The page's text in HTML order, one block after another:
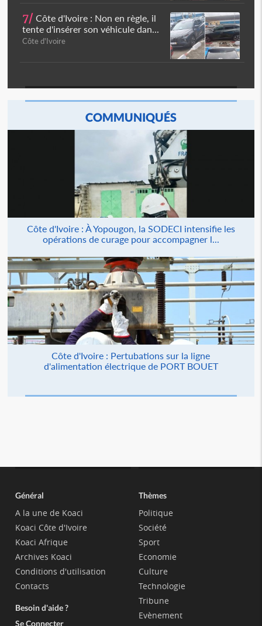
7/ Côte d'Ivoire : Non en règle, il
tente d'insérer son véhicule dan...
Côte d'Ivoire
COMMUNIQUÉS
Côte d'Ivoire : À Yopougon, la SODECI intensifie les
opérations de curage pour accompagner l...
Côte d'Ivoire : Pertubations sur la ligne
d'alimentation électrique de PORT BOUET
Général
A la une de Koaci
Koaci Côte d'Ivoire
Koaci Afrique
Archives Koaci
Conditions d'utilisation
Contacts
Besoin d'aide ?
Se Connecter
Thèmes
Politique
Société
Sport
Economie
Culture
Technologie
Tribune
Evènement